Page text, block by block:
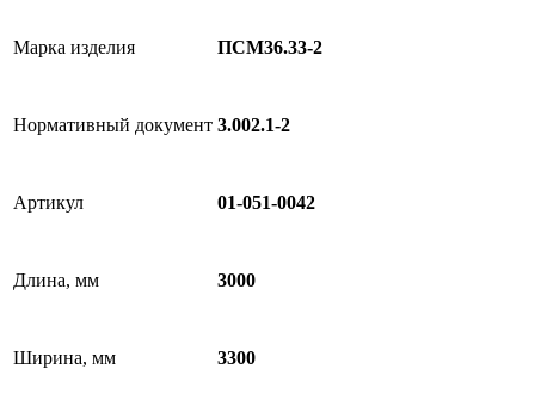
Марка изделия ПСМ36.33-2
Нормативный документ 3.002.1-2
Артикул 01-051-0042
Длина, мм 3000
Ширина, мм 3300